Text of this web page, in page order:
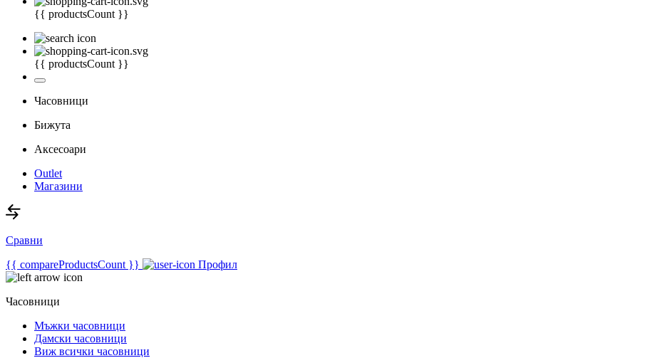
{{ productsCount }}
{{ productsCount }}
Часовници
Бижута
Аксесоари
Outlet
Магазини
Сравни
{{ compareProductsCount }}
Профил
Часовници
Мъжки часовници
Дамски часовници
Виж всички часовници